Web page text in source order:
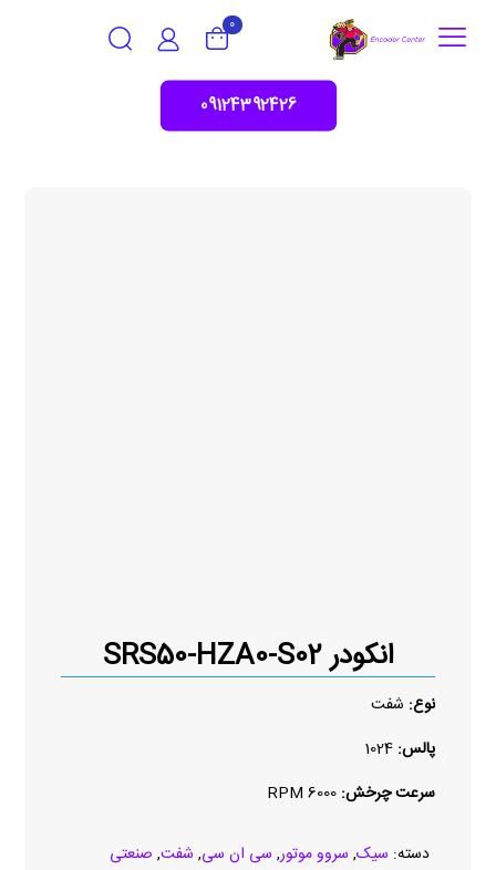
0
09124392426
انکودر SRS50-HZA0-S02
نوع: شفت
پالس:1024
سرعت چرخش:6000 RPM
دسته: سیک, سروو موتور, سی ان سی, شفت, صنعتی